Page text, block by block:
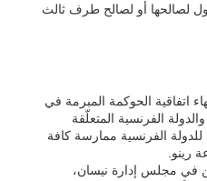
لصالحها أو لصالح طرف ثالث
اتفاقية الحوكمة المبرمة في
رينو والدولة الفرنسية المتعلّقة
الفرنسية ممارسة كافة
رينو.
في مجلس إدارة نيسان،